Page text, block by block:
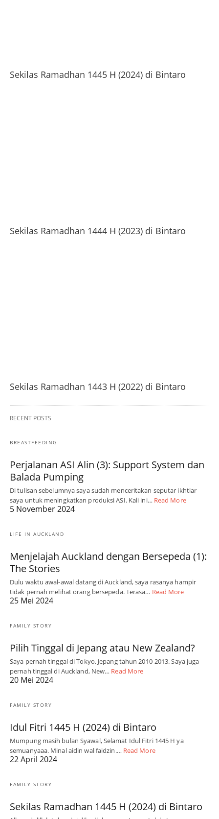
Sekilas Ramadhan 1445 H (2024) di Bintaro
Sekilas Ramadhan 1444 H (2023) di Bintaro
Sekilas Ramadhan 1443 H (2022) di Bintaro
RECENT POSTS
BREASTFEEDING
Perjalanan ASI Alin (3): Support System dan
Balada Pumping
Di tulisan sebelumnya saya sudah menceritakan seputar ikhtiar
saya untuk meningkatkan produksi ASI. Kali ini… Read More
5 November 2024
LIFE IN AUCKLAND
Menjelajah Auckland dengan Bersepeda (1):
The Stories
Dulu waktu awal-awal datang di Auckland, saya rasanya hampir
tidak pernah melihat orang bersepeda. Terasa… Read More
25 Mei 2024
FAMILY STORY
Pilih Tinggal di Jepang atau New Zealand?
Saya pernah tinggal di Tokyo, Jepang tahun 2010-2013. Saya juga
pernah tinggal di Auckland, New… Read More
20 Mei 2024
FAMILY STORY
Idul Fitri 1445 H (2024) di Bintaro
Mumpung masih bulan Syawal, Selamat Idul Fitri 1445 H ya
semuanyaaa. Minal aidin wal faidzin.… Read More
22 April 2024
FAMILY STORY
Sekilas Ramadhan 1445 H (2024) di Bintaro